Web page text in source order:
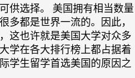
供选择。 美国拥有相当数量
多都是世界一流的。因此，
这也许就是美国大学对众多
学在各大排行榜上都占据着
学生留学首选美国的原因之